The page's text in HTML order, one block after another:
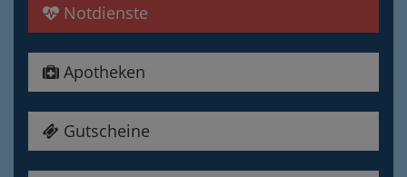
Notdienste
Apotheken
Gutscheine